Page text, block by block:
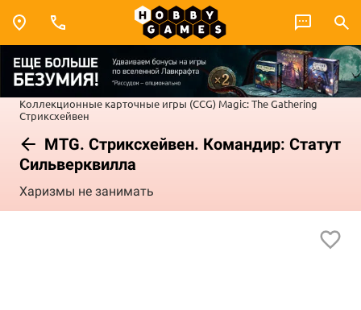
Коллекционные карточные игры (CCG) Magic: The Gathering
Стриксхейвен
MTG. Стриксхейвен. Командир: Статут
Сильверквилла
Харизмы не занимать